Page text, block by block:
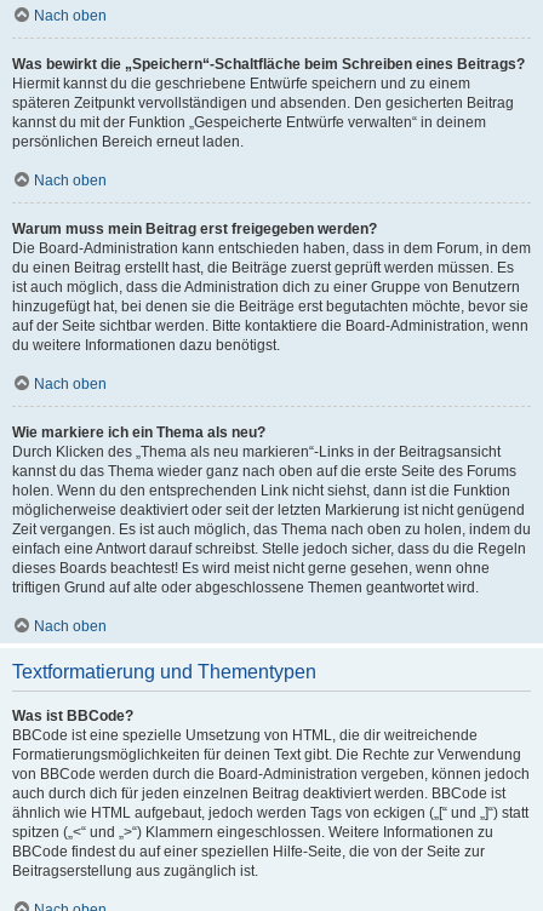
Nach oben
Was bewirkt die „Speichern“-Schaltfläche beim Schreiben eines Beitrags?
Hiermit kannst du die geschriebene Entwürfe speichern und zu einem
späteren Zeitpunkt vervollständigen und absenden. Den gesicherten Beitrag
kannst du mit der Funktion „Gespeicherte Entwürfe verwalten“ in deinem
persönlichen Bereich erneut laden.
Nach oben
Warum muss mein Beitrag erst freigegeben werden?
Die Board-Administration kann entschieden haben, dass in dem Forum, in dem
du einen Beitrag erstellt hast, die Beiträge zuerst geprüft werden müssen. Es
ist auch möglich, dass die Administration dich zu einer Gruppe von Benutzern
hinzugefügt hat, bei denen sie die Beiträge erst begutachten möchte, bevor sie
auf der Seite sichtbar werden. Bitte kontaktiere die Board-Administration, wenn
du weitere Informationen dazu benötigst.
Nach oben
Wie markiere ich ein Thema als neu?
Durch Klicken des „Thema als neu markieren“-Links in der Beitragsansicht
kannst du das Thema wieder ganz nach oben auf die erste Seite des Forums
holen. Wenn du den entsprechenden Link nicht siehst, dann ist die Funktion
möglicherweise deaktiviert oder seit der letzten Markierung ist nicht genügend
Zeit vergangen. Es ist auch möglich, das Thema nach oben zu holen, indem du
einfach eine Antwort darauf schreibst. Stelle jedoch sicher, dass du die Regeln
dieses Boards beachtest! Es wird meist nicht gerne gesehen, wenn ohne
triftigen Grund auf alte oder abgeschlossene Themen geantwortet wird.
Nach oben
Textformatierung und Thementypen
Was ist BBCode?
BBCode ist eine spezielle Umsetzung von HTML, die dir weitreichende
Formatierungsmöglichkeiten für deinen Text gibt. Die Rechte zur Verwendung
von BBCode werden durch die Board-Administration vergeben, können jedoch
auch durch dich für jeden einzelnen Beitrag deaktiviert werden. BBCode ist
ähnlich wie HTML aufgebaut, jedoch werden Tags von eckigen („[“ und „]“) statt
spitzen („<“ und „>“) Klammern eingeschlossen. Weitere Informationen zu
BBCode findest du auf einer speziellen Hilfe-Seite, die von der Seite zur
Beitragserstellung aus zugänglich ist.